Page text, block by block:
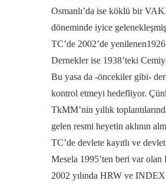
Osmanlı’da ise köklü bir
döneminde iyice
TC’de 2002’de
Dernekler ise 1938’teki
Bu yasa da -öncekiler gibi-
kontrol etmeyi hedefliyor.
TkMM’nin yıllık
gelen resmi heyetin aklının
TC’de devlete kayıtlı ve
Mesela 1995’ten beri var
2002 yılında HRW ve INDEX